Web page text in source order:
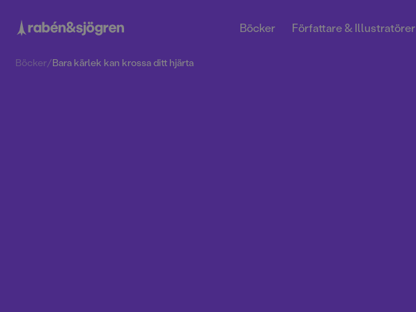
Böcker Författare & Illustratörer
Böcker/Bara kärlek kan krossa ditt hjärta